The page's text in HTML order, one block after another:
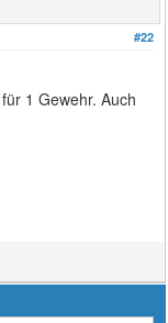
#22
1 Gewehr. Auch